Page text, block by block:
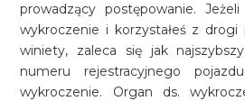
prowadzący postępowanie.
wykroczenie i korzystałeś z drogi
winiety, zaleca się jak
numeru rejestracyjnego
wykroczenie. Organ ds.